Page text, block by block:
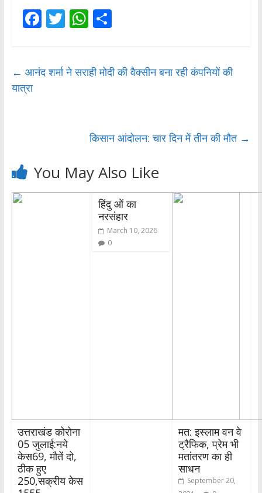
F
b
T
er
W
s
p
S
e
← आनंद शर्मा ने सराही मोदी की वैक्सीन बना रही कंपनियों की
यात्रा
किसान आंदोलन: चार दिन में तीन की मौत →
You May Also Like
उत्तराखंड कोरोना
05 जुलाई:नये
केस69, मौतें दो,
ठीक हुए
250,सक्रीय केस
हिंदु ओं का
नरसंहार
March 10, 2026
0
मत: इस्लाम वन वे
ट्रैफिक, प्रेम भी
मतांतरण का ही
साधन
September 20,